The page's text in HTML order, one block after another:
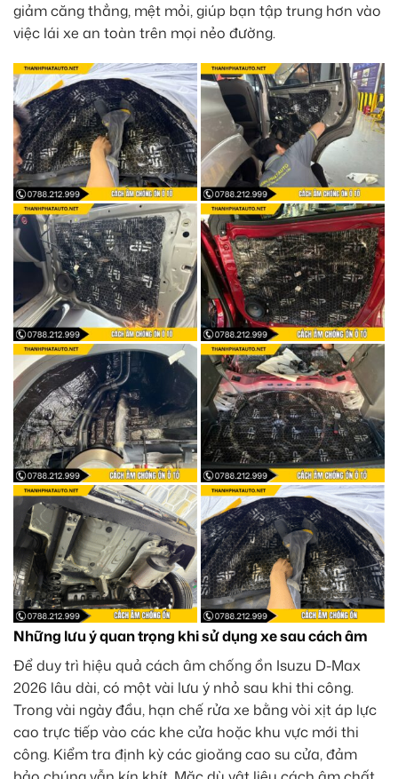
giảm căng thẳng, mệt mỏi, giúp bạn tập trung hơn vào
việc lái xe an toàn trên mọi nẻo đường.
Những lưu ý quan trọng khi sử dụng xe sau cách âm
Để duy trì hiệu quả cách âm chống ồn Isuzu D-Max
2026 lâu dài, có một vài lưu ý nhỏ sau khi thi công.
Trong vài ngày đầu, hạn chế rửa xe bằng vòi xịt áp lực
cao trực tiếp vào các khe cửa hoặc khu vực mới thi
công. Kiểm tra định kỳ các gioăng cao su cửa, đảm